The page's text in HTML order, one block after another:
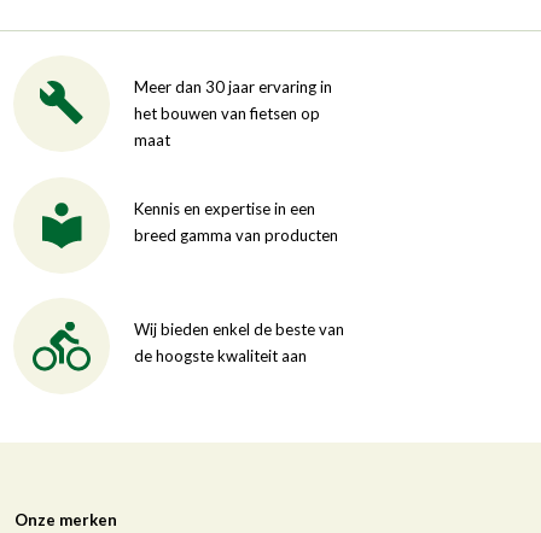
Meer dan 30 jaar ervaring in
het bouwen van fietsen op
maat
Kennis en expertise in een
breed gamma van producten
Wij bieden enkel de beste van
de hoogste kwaliteit aan
Onze merken